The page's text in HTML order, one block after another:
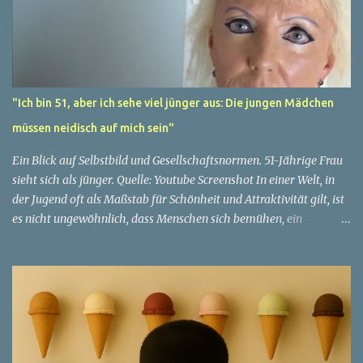
"Ich bin 51, aber ich sehe viel jünger aus: Die jungen Mädchen
müssen neidisch auf mich sein"
Ein Blick auf Selbstbild und Gesellschaftsnormen. 51-Jährige Frau
sieht sich als jünger. Quelle: Youtube Screenshot In einer Welt, in
der Jugend oft als Maßstab für Schönheit und Attraktivität gilt, ist
es nicht ungewöhnlich, dass Menschen sich bemühen, ein
faszinierendes Beispiel für diese Diskrepanz ist die Geschichte
einer 51-jährigen Frau, deren Überzeugung von ihrem Aussehen
sie dazu bringt, sich jünger zu fühlen, als die Gesellschaft sie
wahrnimmt. Diese Frau, deren Name aus Datenschutzgründen